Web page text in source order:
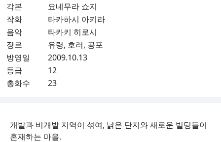
각본
요네무라 쇼지
작화
타카하시 아키라
음악
타카키 히로시
장르
유령, 호러, 공포
방영일
2009.10.13
등급
12
총화수
23
개발과 비개발 지역이 섞여, 낡은 단지와 새로운 빌딩들이
혼재하는 마을.